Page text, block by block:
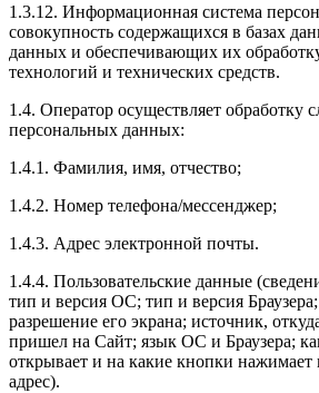
1.3.12. Информационная система
совокупность содержащихся в базах
данных и обеспечивающих их
технологий и технических средств.
1.4. Оператор осуществляет обработку
персональных данных:
1.4.1. Фамилия, имя, отчество;
1.4.2. Номер телефона/мессенджер;
1.4.3. Адрес электронной почты.
1.4.4. Пользовательские данные
тип и версия ОС; тип и версия
разрешение его экрана; источник,
пришел на Сайт; язык ОС и Браузера;
открывает и на какие кнопки нажимает
адрес).